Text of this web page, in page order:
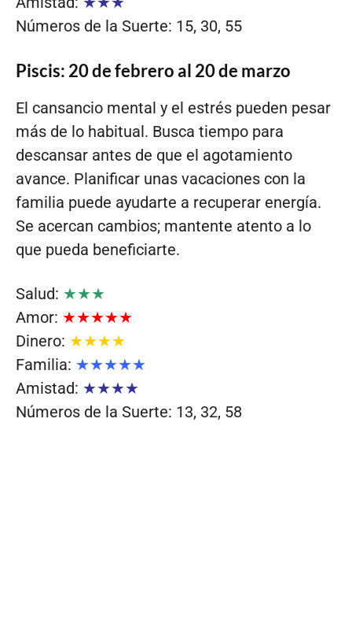
Números de la Suerte: 15, 30, 55
Piscis: 20 de febrero al 20 de marzo
El cansancio mental y el estrés pueden pesar
más de lo habitual. Busca tiempo para
descansar antes de que el agotamiento
avance. Planificar unas vacaciones con la
familia puede ayudarte a recuperar energía.
Se acercan cambios; mantente atento a lo
que pueda beneficiarte.
Salud: ★★★
Amor: ★★★★★
Dinero: ★★★★
Familia: ★★★★★
Amistad: ★★★★
Números de la Suerte: 13, 32, 58